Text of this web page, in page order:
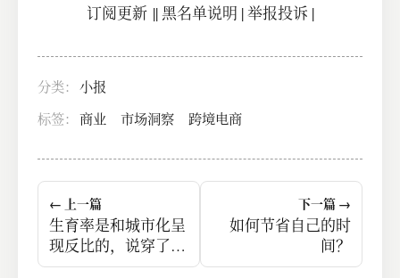
订阅更新||黑名单说明 |举报投诉 |
分类： 小报
标签： 商业 市场洞察 跨境电商
← 上一篇
生育率是和城市化呈
现反比的，说穿了，
城市化程度高了，生
下一篇 →
如何节省自己的时
间？